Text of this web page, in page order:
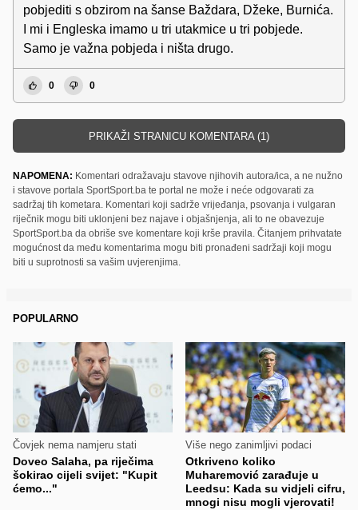
pobjediti s obzirom na šanse Baždara, Džeke, Burnića.
I mi i Engleska imamo u tri utakmice u tri pobjede.
Samo je važna pobjeda i ništa drugo.
0 0
PRIKAŽI STRANICU KOMENTARA (1)
NAPOMENA: Komentari odražavaju stavove njihovih autora/ica, a ne nužno
i stavove portala SportSport.ba te portal ne može i neće odgovarati za
sadržaj tih kometara. Komentari koji sadrže vrijeđanja, psovanja i vulgaran
riječnik mogu biti uklonjeni bez najave i objašnjenja, ali to ne obavezuje
SportSport.ba da obriše sve komentare koji krše pravila. Čitanjem prihvatate
mogućnost da među komentarima mogu biti pronađeni sadržaji koji mogu
biti u suprotnosti sa vašim uvjerenjima.
POPULARNO
Čovjek nema namjeru stati
Doveo Salaha, pa riječima
šokirao cijeli svijet: "Kupit
ćemo..."
Više nego zanimljivi podaci
Otkriveno koliko
Muharemović zarađuje u
Leedsu: Kada su vidjeli cifru,
mnogi nisu mogli vjerovati!